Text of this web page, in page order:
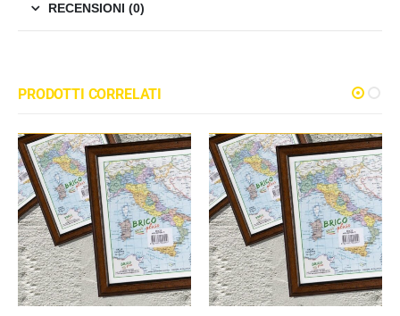
RECENSIONI (0)
PRODOTTI CORRELATI